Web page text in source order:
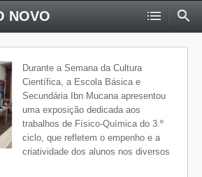
NOVO
Durante a Semana da Cultura
Científica, a Escola Básica e
Secundária Ibn Mucana apresentou
uma exposição dedicada aos
trabalhos de Físico-Química do 3.º
ciclo, que refletem o empenho e a
criatividade dos alunos nos diversos